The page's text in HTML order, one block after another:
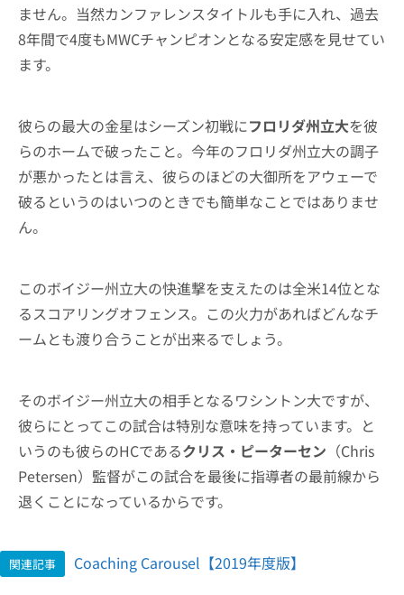
ません。当然カンファレンスタイトルも手に入れ、過去
8年間で4度もMWCチャンピオンとなる安定感を見せてい
ます。
彼らの最大の金星はシーズン初戦にフロリダ州立大を彼
らのホームで破ったこと。今年のフロリダ州立大の調子
が悪かったとは言え、彼らのほどの大御所をアウェーで
破るというのはいつのときでも簡単なことではありませ
ん。
このボイジー州立大の快進撃を支えたのは全米14位とな
るスコアリングオフェンス。この火力があればどんなチ
ームとも渡り合うことが出来るでしょう。
そのボイジー州立大の相手となるワシントン大ですが、
彼らにとってこの試合は特別な意味を持っています。と
いうのも彼らのHCであるクリス・ピーターセン （Chris
Petersen）監督がこの試合を最後に指導者の最前線から
退くことになっているからです。
関連記事 Coaching Carousel【2019年度版】